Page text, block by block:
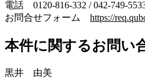
電話 0120-816-332 / 042-749-
お問合せフォーム https://
本件に関するお問い
黒井 由美